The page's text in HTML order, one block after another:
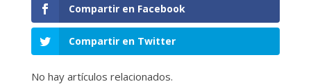
Compartir en Facebook
Compartir en Twitter
No hay artículos relacionados.